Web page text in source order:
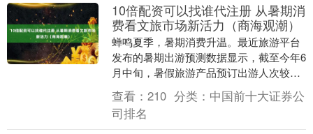
10倍配资可以找谁代注册 从暑期消
费看文旅市场新活力（商海观潮）
蝉鸣夏季，暑期消费升温。最近旅游平台
发布的暑期出游预测数据显示，截至今年6
月中旬，暑假旅游产品预订出游人次较去
年同期增长20%，境内游预订增长更明
显，预订出游人....
查看： 210 分类： 中国前十大证券公
司排名